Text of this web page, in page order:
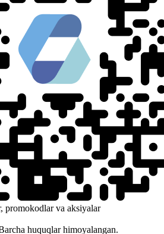
promokodlar va aksiyalar
huquqlar himoyalangan.